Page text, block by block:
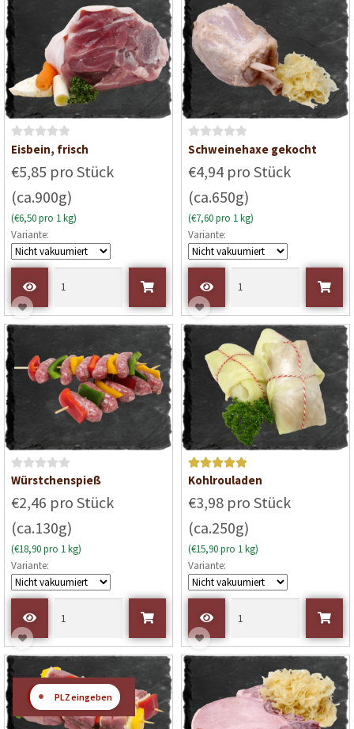
v
n
v
o
n
B
w
e
r
t
e
t
t
0
v
o
n
Eisbein, frisch
€5,85 pro Stück
(ca.900g)
(€6,50 pro 1 kg)
Variante:
B
w
e
r
t
e
t
t
0
v
o
n
Schweinehaxe gekocht
€4,94 pro Stück
(ca.650g)
(€7,60 pro 1 kg)
Variante:
B
w
e
r
t
e
t
t
0
v
Würstchenspieß
€2,46 pro Stück
(ca.130g)
(€18,90 pro 1 kg)
Variante:
Bewertet mit
Kohlrouladen
€3,98 pro Stück
(ca.250g)
(€15,90 pro 1 kg)
Variante:
📍 PLZ eingeben